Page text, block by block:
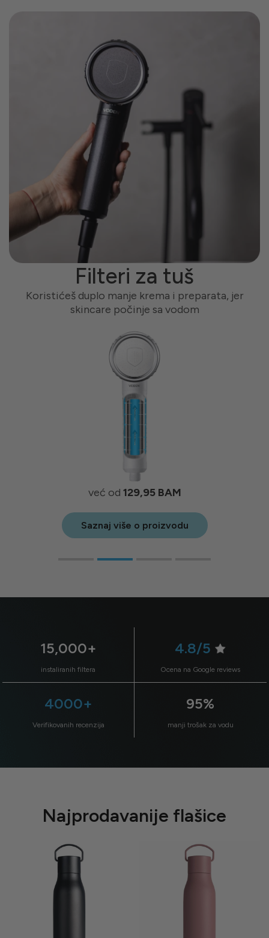
Filteri za tuš
Koristićeš duplo manje krema i preparata, jer
skincare počinje sa vodom
već od 129,95 BAM
Saznaj više o proizvodu
15,000+
instaliranih filtera
4.8/5
Ocena na Google reviews
4000+
Verifikovanih recenzija
95%
manji trošak za vodu
Najprodavanije flašice